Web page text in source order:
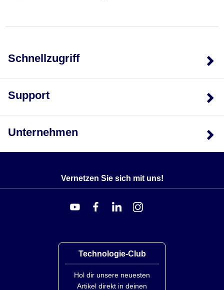
Schnellzugriff
Support
Unternehmen
Vernetzen Sie sich mit uns!
Technologie-Club
Hol dir unsere neuesten
Artikel direkt in deinen